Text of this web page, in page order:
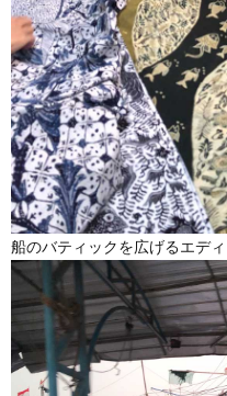
船のバティックを広げるエデ